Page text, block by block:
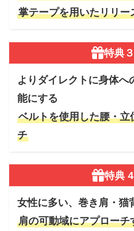
掌テープを用いたリリー
特典３
よりダイレクトに身体へ
能にする
ベルトを使用した腰・立
チ
特典 4
女性に多い、巻き肩・猫
肩の可動域にアプローチ